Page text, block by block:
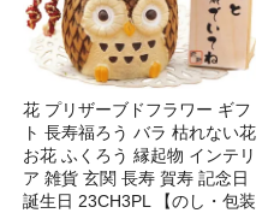
花 プリザーブドフラワー ギフ
ト 長寿福ろう バラ 枯れない花
お花 ふくろう 縁起物 インテリ
ア 雑貨 玄関 長寿 賀寿 記念日
誕生日 23CH3PL 【のし・包装